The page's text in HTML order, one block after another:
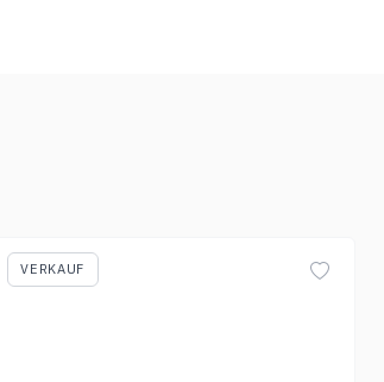
VERKAUF